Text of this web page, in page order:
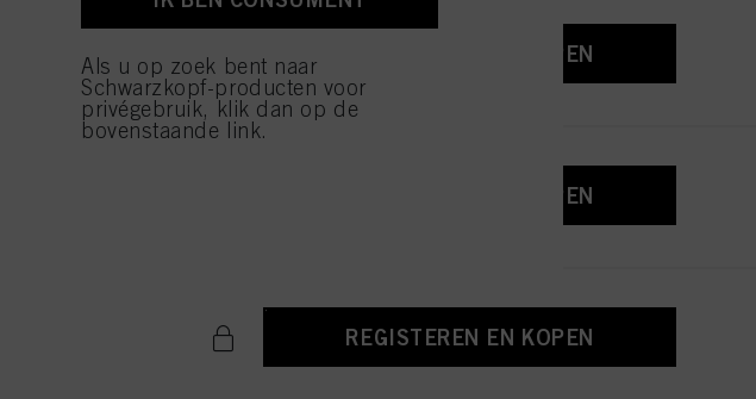
REGISTEREN EN KOPEN
REGISTEREN EN KOPEN
REGISTEREN EN KOPEN
Als u op zoek bent naar
Schwarzkopf-producten voor
privégebruik, klik dan op de
bovenstaande link.
te kunnen bieden..